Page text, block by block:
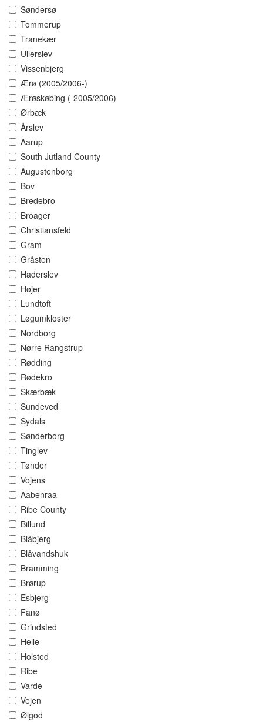
Søndersø
Tommerup
Tranekær
Ullerslev
Vissenbjerg
Ærø (2005/2006-)
Ærøskøbing (-2005/2006)
Ørbæk
Årslev
Aarup
South Jutland County
Augustenborg
Bov
Bredebro
Broager
Christiansfeld
Gram
Gråsten
Haderslev
Højer
Lundtoft
Løgumkloster
Nordborg
Nørre Rangstrup
Rødding
Rødekro
Skærbæk
Sundeved
Sydals
Sønderborg
Tinglev
Tønder
Vojens
Aabenraa
Ribe County
Billund
Blåbjerg
Blåvandshuk
Bramming
Brørup
Esbjerg
Fanø
Grindsted
Helle
Holsted
Ribe
Varde
Vejen
Ølgod